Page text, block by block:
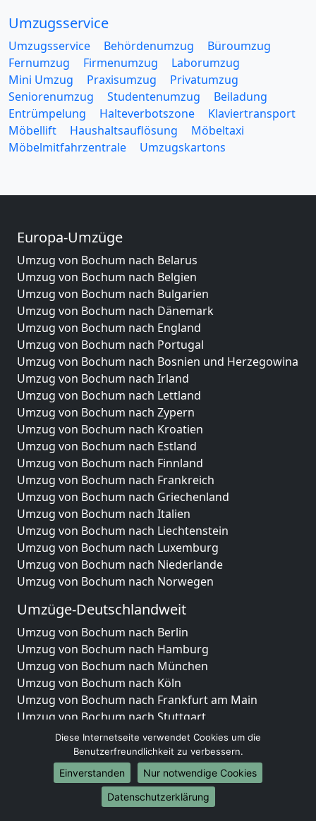
Umzugsservice
Umzugsservice Behördenumzug
Büroumzug
Fernumzug
Firmenumzug
Laborumzug
Mini Umzug
Praxisumzug
Privatumzug
Seniorenumzug
Studentenumzug
Beiladung
Entrümpelung
Halteverbotszone
Klaviertransport
Möbellift
Haushaltsauflösung
Möbeltaxi
Möbelmitfahrzentrale
Umzugskartons
Europa-Umzüge
Umzug von Bochum nach Belarus
Umzug von Bochum nach Belgien
Umzug von Bochum nach Bulgarien
Umzug von Bochum nach Dänemark
Umzug von Bochum nach England
Umzug von Bochum nach Portugal
Umzug von Bochum nach Bosnien und Herzegowina
Umzug von Bochum nach Irland
Umzug von Bochum nach Lettland
Umzug von Bochum nach Zypern
Umzug von Bochum nach Kroatien
Umzug von Bochum nach Estland
Umzug von Bochum nach Finnland
Umzug von Bochum nach Frankreich
Umzug von Bochum nach Griechenland
Umzug von Bochum nach Italien
Umzug von Bochum nach Liechtenstein
Umzug von Bochum nach Luxemburg
Umzug von Bochum nach Niederlande
Umzug von Bochum nach Norwegen
Umzüge-Deutschlandweit
Umzug von Bochum nach Berlin
Umzug von Bochum nach Hamburg
Umzug von Bochum nach München
Umzug von Bochum nach Köln
Umzug von Bochum nach Frankfurt am Main
Umzug von Bochum nach Stuttgart
Umzug von Bochum nach Düsseldorf
Umzug von Bochum nach Leipzig
Umzug von Bochum nach Dortmund
Umzug von Bochum nach Essen
Umzug von Bochum nach Bremen
Diese Internetseite verwendet Cookies um die
Benutzerfreundlichkeit zu verbessern.
Einverstanden
Nur notwendige Cookies
Datenschutzerklärung